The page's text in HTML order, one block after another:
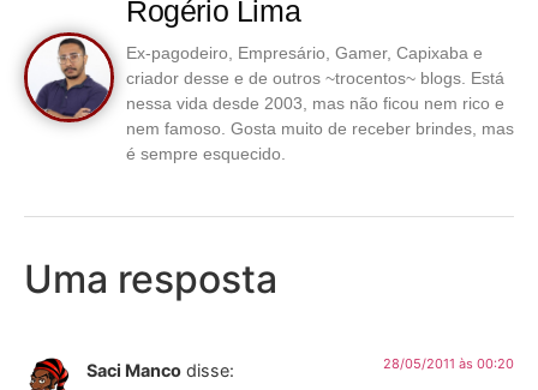
Rogério Lima
Ex-pagodeiro, Empresário, Gamer, Capixaba e
criador desse e de outros ~trocentos~ blogs. Está
nessa vida desde 2003, mas não ficou nem rico e
nem famoso. Gosta muito de receber brindes, mas
é sempre esquecido.
Uma resposta
Saci Manco disse: 28/05/2011 às 00:20